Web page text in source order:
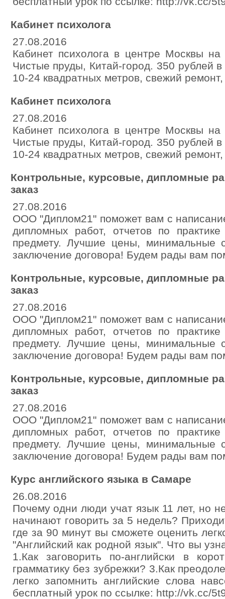
Кабинет психолога
27.08.2016
Кабинет психолога в центре Москвы
Чистые пруды, Китай-город. 350 рублей
10-24 квадратных метров, свежий
Кабинет психолога
27.08.2016
Кабинет психолога в центре Москвы
Чистые пруды, Китай-город. 350 рублей
10-24 квадратных метров, свежий
Контрольные, курсовые, дипломные
заказ
27.08.2016
ООО "Диплом21" поможет вам с
дипломных работ, отчетов по
предмету. Лучшие цены, минимальные
заключение договора! Будем рады вам
Контрольные, курсовые, дипломные
заказ
27.08.2016
ООО "Диплом21" поможет вам с
дипломных работ, отчетов по
предмету. Лучшие цены, минимальные
заключение договора! Будем рады вам
Контрольные, курсовые, дипломные
заказ
27.08.2016
ООО "Диплом21" поможет вам с
дипломных работ, отчетов по
предмету. Лучшие цены, минимальные
заключение договора! Будем рады вам
Курс английского языка в Самаре
26.08.2016
Почему одни люди учат язык 11 лет, но
начинают говорить за 5 недель?
где за 90 минут вы сможете оценить
"Английский как родной язык". Что вы
1.Как заговорить по-английски в
грамматику без зубрежки? 3.Как
легко запомнить английские слова
бесплатный урок по ссылке: http://vk.cc/